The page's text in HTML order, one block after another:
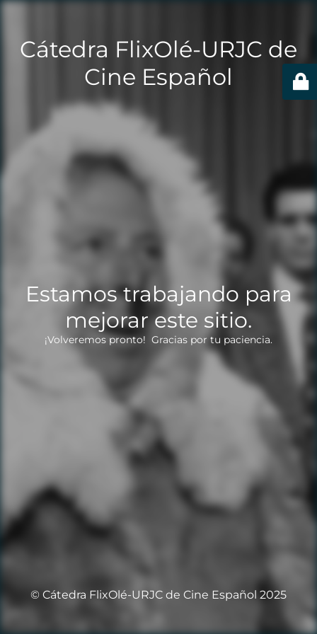
Cátedra FlixOlé-URJC de
Cine Español
Estamos trabajando para
mejorar este sitio.
¡Volveremos pronto! Gracias por tu paciencia.
© Cátedra FlixOlé-URJC de Cine Español 2025